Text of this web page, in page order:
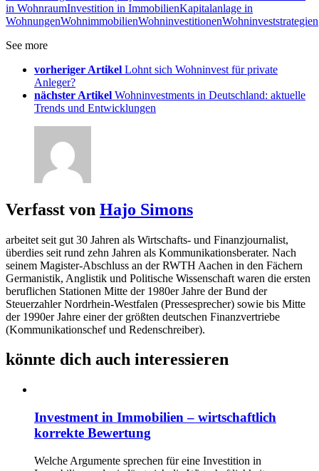
in WohnraumInvestition in ImmobilienKapitalanlage in
WohnungenWohnimmobilienWohninvestitionenWohninveststrategien
See more
vorheriger Artikel Lohnt sich Wohninvest für private
Anleger?
nächster Artikel Wohninvestments in Deutschland: aktuelle
Trends und Entwicklungen
Verfasst von Hajo Simons
arbeitet seit gut 30 Jahren als Wirtschafts- und Finanzjournalist,
überdies seit rund zehn Jahren als Kommunikationsberater. Nach
seinem Magister-Abschluss an der RWTH Aachen in den Fächern
Germanistik, Anglistik und Politische Wissenschaft waren die ersten
beruflichen Stationen Mitte der 1980er Jahre der Bund der
Steuerzahler Nordrhein-Westfalen (Pressesprecher) sowie bis Mitte
der 1990er Jahre einer der größten deutschen Finanzvertriebe
(Kommunikationschef und Redenschreiber).
könnte dich auch interessieren
Investment in Immobilien – wirtschaftlich
korrekte Bewertung
Welche Argumente sprechen für eine Investition in